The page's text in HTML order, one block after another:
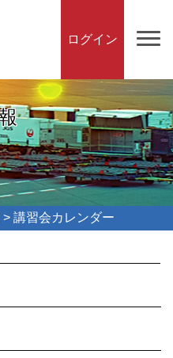
ログイン
> 講習会カレンダー